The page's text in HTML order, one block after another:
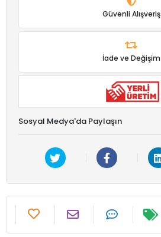
Güvenli Alışveriş
İade ve Değişim
Sosyal Medya'da Paylaşın